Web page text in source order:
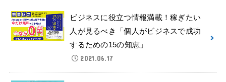
ビジネスに役立つ情報満載！稼ぎたい
人が見るべき「個人がビジネスで成功
するための15の知恵」
2021.06.17